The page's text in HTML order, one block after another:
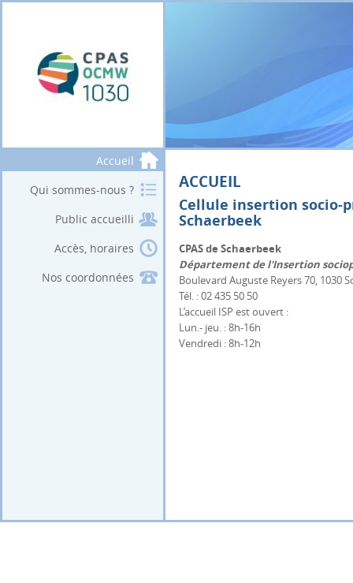
Accueil
Qui sommes-nous ?
Public accueilli
Accès, horaires
Nos coordonnées
ACCUEIL
Cellule insertion socio-
Schaerbeek
CPAS de Schaerbeek
Département de l'Insertion
Boulevard Auguste Reyers 70, 1030
Tél. : 02 435 50 50
L’accueil ISP est ouvert :
Lun.- jeu. : 8h-16h
Vendredi : 8h-12h